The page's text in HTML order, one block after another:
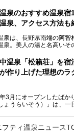
まで楽しみたいですよ
最高の思い出にするため
ます！
泉のおすすめ温泉宿
泉、アクセス方法も
泉は、長野県南端の阿智
泉。美人の湯と名高いそ
泉では、朝市などの観光
しめるグルメスポットな
所が豊富にあります。
事では、昼神温泉での滞
泉、見どころ満載の観光
方法も順に紹介します。
温泉「松籟荘」を宿
作り上げた理想のラ
3月にオープンしたばか
ょうらいそう）」は、一
ートに楽しめる非日常感
いの「よろづや」の大
中大湯」も利用ができま
フティ温泉ニュース